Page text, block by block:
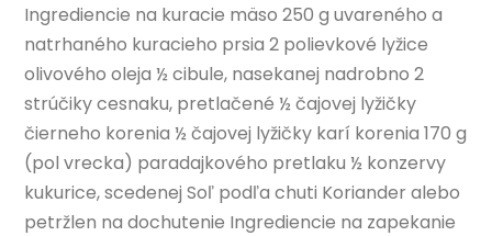
Ingrediencie na kuracie mäso 250 g uvareného a
natrhaného kuracieho prsia 2 polievkové lyžice
olivového oleja ½ cibule, nasekanej nadrobno 2
strúčiky cesnaku, pretlačené ½ čajovej lyžičky
čierneho korenia ½ čajovej lyžičky karí korenia 170 g
(pol vrecka) paradajkového pretlaku ½ konzervy
kukurice, scedenej Soľ podľa chuti Koriander alebo
petržlen na dochutenie Ingrediencie na zapekanie